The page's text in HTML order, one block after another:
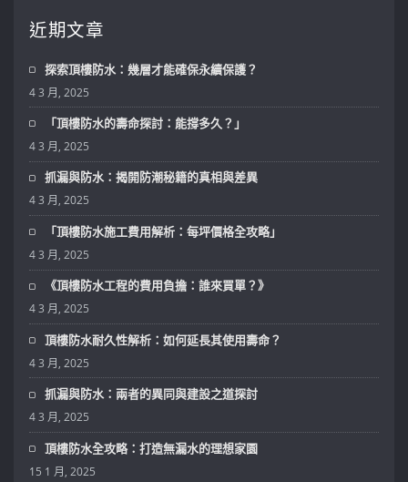
近期文章
探索頂樓防水：幾層才能確保永續保護？
4 3 月, 2025
「頂樓防水的壽命探討：能撐多久？」
4 3 月, 2025
抓漏與防水：揭開防潮秘籍的真相與差異
4 3 月, 2025
「頂樓防水施工費用解析：每坪價格全攻略」
4 3 月, 2025
《頂樓防水工程的費用負擔：誰來買單？》
4 3 月, 2025
頂樓防水耐久性解析：如何延長其使用壽命？
4 3 月, 2025
抓漏與防水：兩者的異同與建設之道探討
4 3 月, 2025
頂樓防水全攻略：打造無漏水的理想家園
15 1 月, 2025